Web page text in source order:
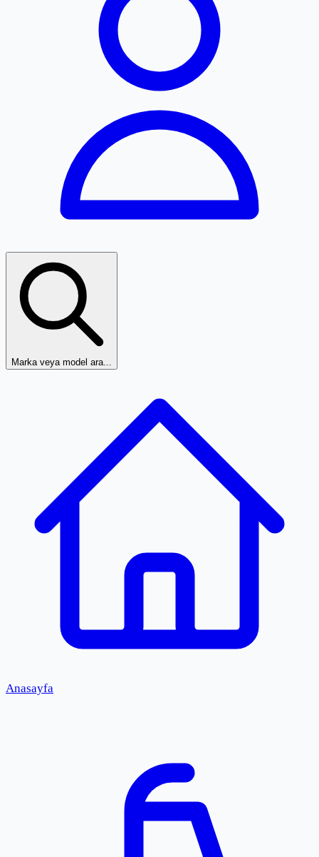
Marka veya model ara...
Anasayfa